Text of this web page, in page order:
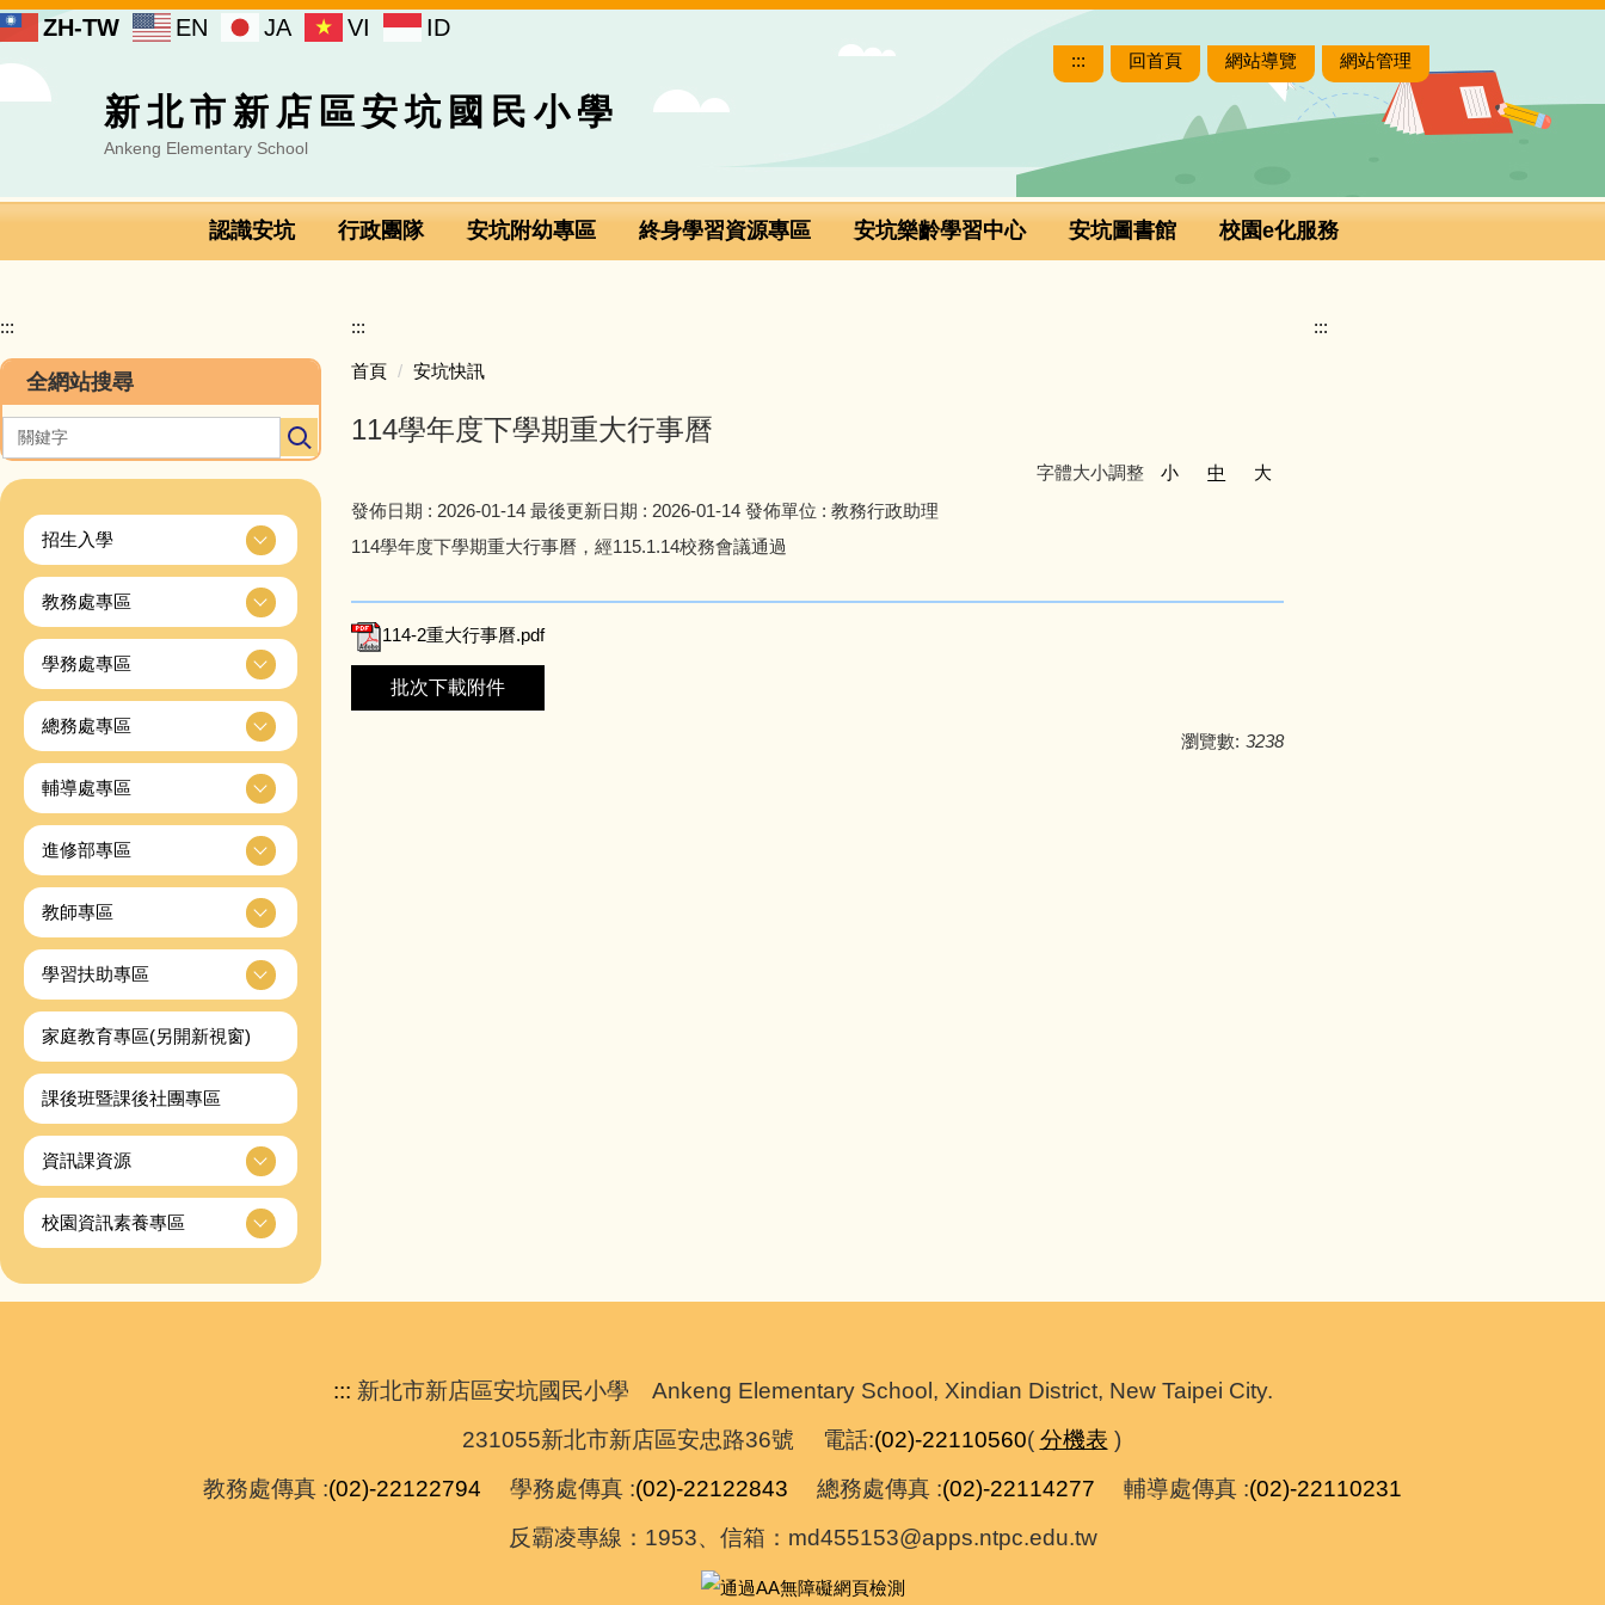
跳
到
主
ZH-TW EN JA VI ID
新北市新店區安坑國民小學
Ankeng Elementary School
::: 回首頁 網站導覽 網站管理
認識安坑 行政團隊 安坑附幼專區 終身學習資源專區 安坑樂齡學習中心 安坑圖書館 校園e化服務
:::
全網站搜尋
招生入學
教務處專區
學務處專區
總務處專區
輔導處專區
進修部專區
教師專區
學習扶助專區
家庭教育專區(另開新視窗)
課後班暨課後社團專區
資訊課資源
校園資訊素養專區
:::
首頁 安坑快訊
114學年度下學期重大行事曆
字體大小調整 小 中
大
發佈日期 : 2026-01-14 最後更新日期 : 2026-01-14 發佈單位 : 教務行政助理
114學年度下學期重大行事曆，經115.1.14校務會議通過
114-2重大行事曆.pdf
批次下載附件
瀏覽數: 3238
:::
::: 新北市新店區安坑國民小學 Ankeng Elementary School, Xindian District, New Taipei City.
231055新北市新店區安忠路36號 電話:(02)-22110560( 分機表 )
教務處傳真 :(02)-22122794 學務處傳真 :(02)-22122843 總務處傳真 :(02)-22114277 輔導處傳真 :(02)-22110231
反霸凌專線：1953、信箱：md455153@apps.ntpc.edu.tw